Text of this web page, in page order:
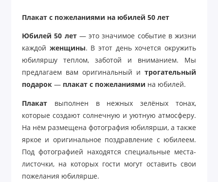
Плакат с пожеланиями на юбилей 50 лет
Юбилей 50 лет— это значимое событие в жизни
каждой женщины. В этот день хочется окружить
юбиляршу теплом, заботой и вниманием. Мы
предлагаем вам оригинальный и трогательный
подарок — плакат с пожеланиями на юбилей.
Плакат выполнен в нежных зелёных тонах,
которые создают солнечную и уютную атмосферу.
На нём размещена фотография юбилярши, а также
яркое и оригинальное поздравление с юбилеем.
Под фотографией находятся специальные места-
листочки, на которых гости могут оставить свои
пожелания юбилярше.